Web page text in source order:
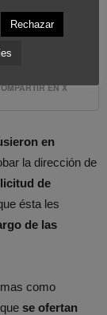
en el
ni tan
EN X
en
la dirección de
de
ésta les
de las
como
se ofertan
Rechazar